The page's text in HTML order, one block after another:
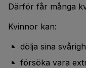
Därför får många
Kvinnor kan:
dölja sina
försöka vara